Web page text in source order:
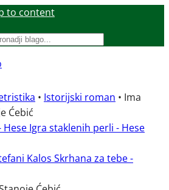
to content
• Istorijski roman • Ima
Ćebić
Igra staklenih perli - Hese
Skrhana za tebe -